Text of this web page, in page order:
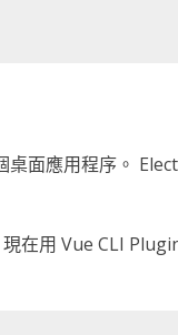
面應用程序。
在用 Vue CLI